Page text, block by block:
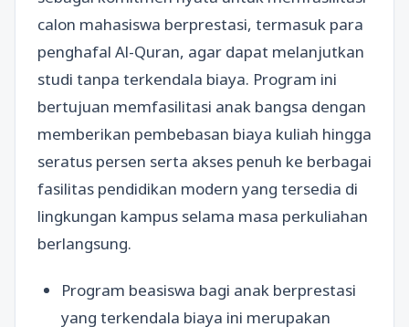
calon mahasiswa berprestasi, termasuk para
penghafal Al-Quran, agar dapat melanjutkan
studi tanpa terkendala biaya. Program ini
bertujuan memfasilitasi anak bangsa dengan
memberikan pembebasan biaya kuliah hingga
seratus persen serta akses penuh ke berbagai
fasilitas pendidikan modern yang tersedia di
lingkungan kampus selama masa perkuliahan
berlangsung.
Program beasiswa bagi anak berprestasi
yang terkendala biaya ini merupakan